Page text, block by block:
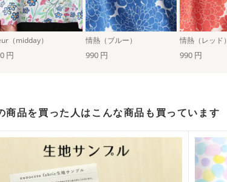
（midday） 情熱（ブルー） 情熱（レッド）
円 990 円 990 円
商品を買った人はこんな商品も買っています